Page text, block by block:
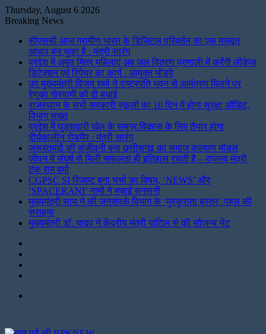
Thursday, August 6 2026
Breaking News
सीएससी आज ग्रामीण भारत के डिजिटल परिवर्तन का एक मजबूत
आधार बन चुका है : मंत्री सारंग
प्रदेश में अमृत मित्र महिलाएं अब जल वितरण प्रणाली में करेंगी लीकेज
डिटेक्शन एवं रिपेयर का कार्य : आयुक्त भोंडवे
उप मुख्यमंत्री विजय शर्मा ने राष्ट्रपति भवन से आमंत्रण मिलने पर
रेणुका गोस्वामी को दी बधाई
राजस्थान के सभी सरकारी स्कूलों का 10 दिन में होगा सुरक्षा ऑडिट,
विभाग सख्त
प्रदेश में घुड़सवारी खेल के समग्र विकास के लिए तैयार होगा
दीर्घकालीन रोडमैप : मंत्री सारंग
जरूरतमंदो की संजीवनी बना छत्तीसगढ़ का समाज कल्याण मॉडल
जीवन में संघर्ष से मिली सफलता ही इतिहास रचती है – राजस्व मंत्री
टंक राम वर्मा
CGPSC SI रिजल्ट बना चर्चा का विषय, ‘NEWS’ और
‘SPACERANI’ नामों ने मचाई सनसनी
मुख्यमंत्री साय ने की जनसंपर्क विभाग के ‘मुस्कुराता बस्तर’ पहल की
सराहना
मुख्यमंत्री डॉ. यादव ने केंद्रीय मंत्री पाटिल से की सौजन्य भेंट